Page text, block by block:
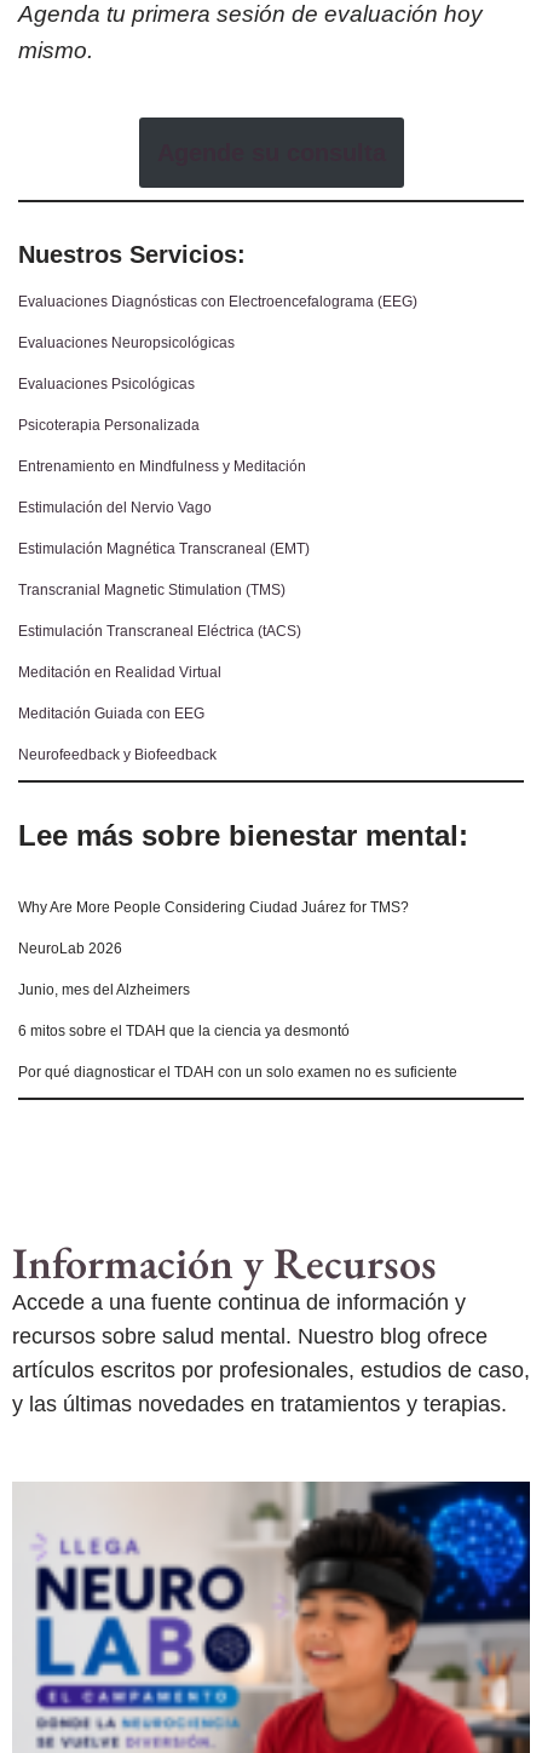
Agenda tu primera sesión de evaluación hoy
mismo.
Nuestros Servicios:
Evaluaciones Diagnósticas con Electroencefalograma (EEG)
Evaluaciones Neuropsicológicas
Evaluaciones Psicológicas
Psicoterapia Personalizada
Entrenamiento en Mindfulness y Meditación
Estimulación del Nervio Vago
Estimulación Magnética Transcraneal (EMT)
Transcranial Magnetic Stimulation (TMS)
Estimulación Transcraneal Eléctrica (tACS)
Meditación en Realidad Virtual
Meditación Guiada con EEG
Neurofeedback y Biofeedback
Lee más sobre bienestar mental:
Why Are More People Considering Ciudad Juárez for TMS?
NeuroLab 2026
Junio, mes del Alzheimers
6 mitos sobre el TDAH que la ciencia ya desmontó
Por qué diagnosticar el TDAH con un solo examen no es suficiente
Información y Recursos
Accede a una fuente continua de información y
recursos sobre salud mental. Nuestro blog ofrece
artículos escritos por profesionales, estudios de caso,
y las últimas novedades en tratamientos y terapias.